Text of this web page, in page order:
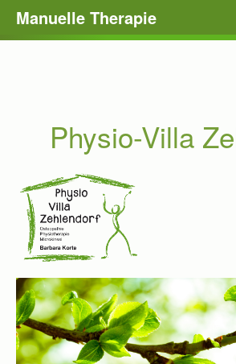
Physio-Villa
Manuelle Therapie